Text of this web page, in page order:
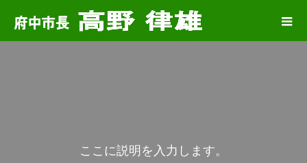
こ こ に説明 を 入 力 し ま す。